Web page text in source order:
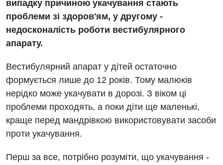
Вакансії
випадку причиною укачування стають
проблеми зі здоров'ям, у другому -
недосконалість роботи вестибулярного
апарату.
Вестибулярний апарат у дітей остаточно
формується лише до 12 років. Тому малюків
нерідко може укачувати в дорозі. З віком ці
проблеми проходять, а поки діти ще маленькі,
краще перед мандрівкою використовувати засоби
проти укачування.
Перш за все, потрібно розуміти, що укачування -